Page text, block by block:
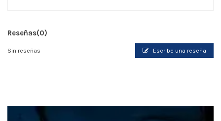
Reseñas(0)
Sin reseñas Escribe una reseña